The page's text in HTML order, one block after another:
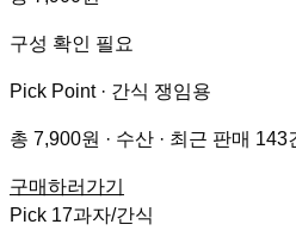
구성 확인 필요
Pick Point · 간식 쟁임용
총 7,900원 · 수산 · 최근 판매 143
구매하러가기
Pick 17과자/간식